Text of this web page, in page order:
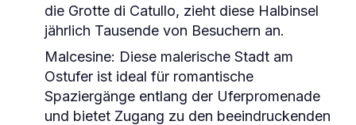
die Grotte di Catullo, zieht diese Halbinsel
jährlich Tausende von Besuchern an.
Malcesine: Diese malerische Stadt am
Ostufer ist ideal für romantische
Spaziergänge entlang der Uferpromenade
und bietet Zugang zu den beeindruckenden